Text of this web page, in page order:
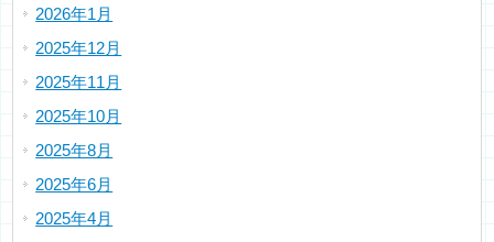
2026年1月
2025年12月
2025年11月
2025年10月
2025年8月
2025年6月
2025年4月